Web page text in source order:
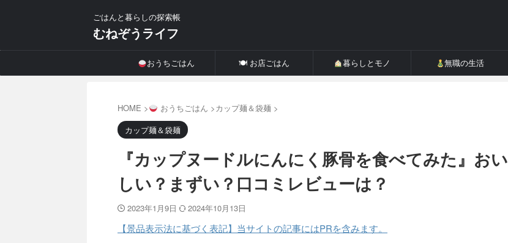
ごはんと暮らしの探索帳
むねぞうライフ
おうちごはん 🍽 お店ごはん 暮らしとモノ 無職の生活
HOME > おうちごはん > カップ麺＆袋麺 >
カップ麺＆袋麺
『カップヌードルにんにく豚骨を食べてみた』おい
しい？まずい？口コミレビューは？
2023年1月9日 2024年10月13日
【景品表示法に基づく表記】当サイトの記事にはPRを含みます。